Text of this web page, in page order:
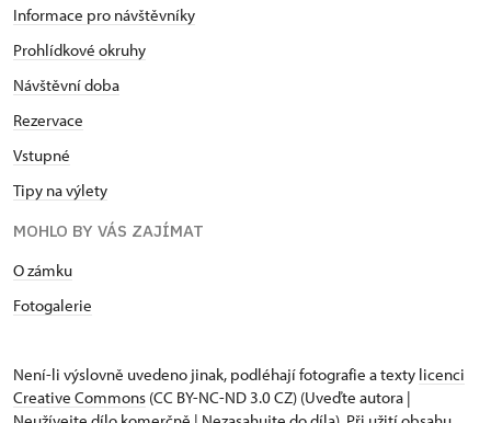
Informace pro návštěvníky
Prohlídkové okruhy
Návštěvní doba
Rezervace
Vstupné
Tipy na výlety
MOHLO BY VÁS ZAJÍMAT
O zámku
Fotogalerie
Není-li výslovně uvedeno jinak, podléhají fotografie a texty licenci
Creative Commons (CC BY-NC-ND 3.0 CZ) (Uveďte autora |